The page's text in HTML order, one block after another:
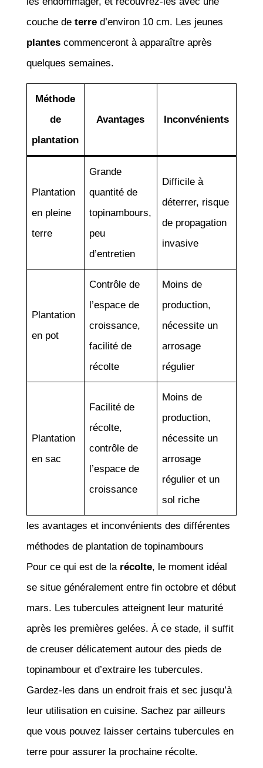
couche de terred’environ 10 cm. Les jeunes
plantescommenceront à apparaître après
quelques semaines.
Méthode
de
plantation
Avantages Inconvénients
Plantation
en pleine
terre
Grande
quantité de
topinambours,
peu
d’entretien
Difficile à
déterrer, risque
de propagation
invasive
Plantation
en pot
Contrôle de
l’espace de
croissance,
facilité de
récolte
Moins de
production,
nécessite un
arrosage
régulier
Plantation
en sac
Facilité de
récolte,
contrôle de
l’espace de
croissance
Moins de
production,
nécessite un
arrosage
régulier et un
sol riche
les avantages et inconvénients des différentes
méthodes de plantation de topinambours
Pour ce qui est de la récolte, le moment idéal
se situe généralement entre fin octobre et début
mars. Les tubercules atteignent leur maturité
après les premières gelées. À ce stade, il suffit
de creuser délicatement autour des pieds de
topinambour et d’extraire les tubercules.
Gardez-les dans un endroit frais et sec jusqu’à
leur utilisation en cuisine. Sachez par ailleurs
que vous pouvez laisser certains tubercules en
terre pour assurer la prochaine récolte.